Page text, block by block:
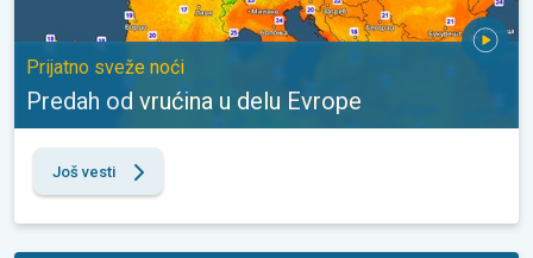
Prijatno sveže noći
Predah od vrućina u delu Evrope
Još vesti